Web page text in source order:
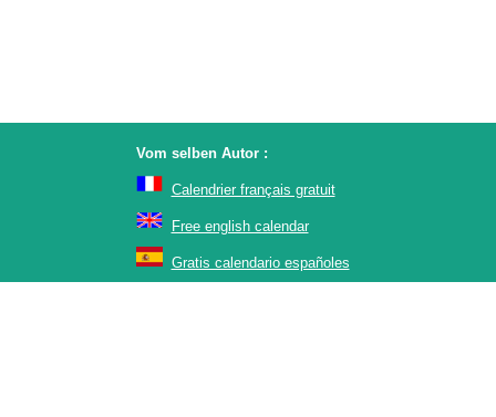
Vom selben Autor :
Calendrier français gratuit
Free english calendar
Gratis calendario españoles